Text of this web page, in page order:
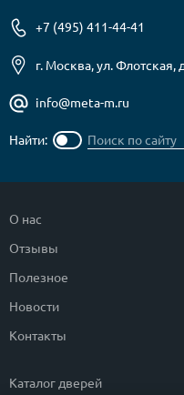
+7 (495) 411-44-41
г. Москва, ул. Флотская,
info@meta-m.ru
Найти:
О нас
Отзывы
Полезное
Новости
Контакты
Каталог дверей